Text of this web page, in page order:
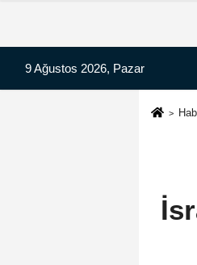
9 Ağustos 2026, Pazar